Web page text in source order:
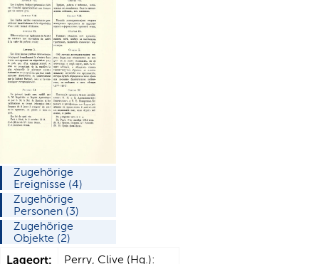
Zugehörige
Ereignisse (4)
Zugehörige
Personen (3)
Zugehörige
Objekte (2)
Lageort:
Perry, Clive (Hg.):